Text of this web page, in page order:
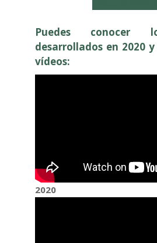
Puedes conocer
desarrollados en 2020
vídeos:
2020